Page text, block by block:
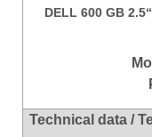
DELL 600 GB
Technical data /